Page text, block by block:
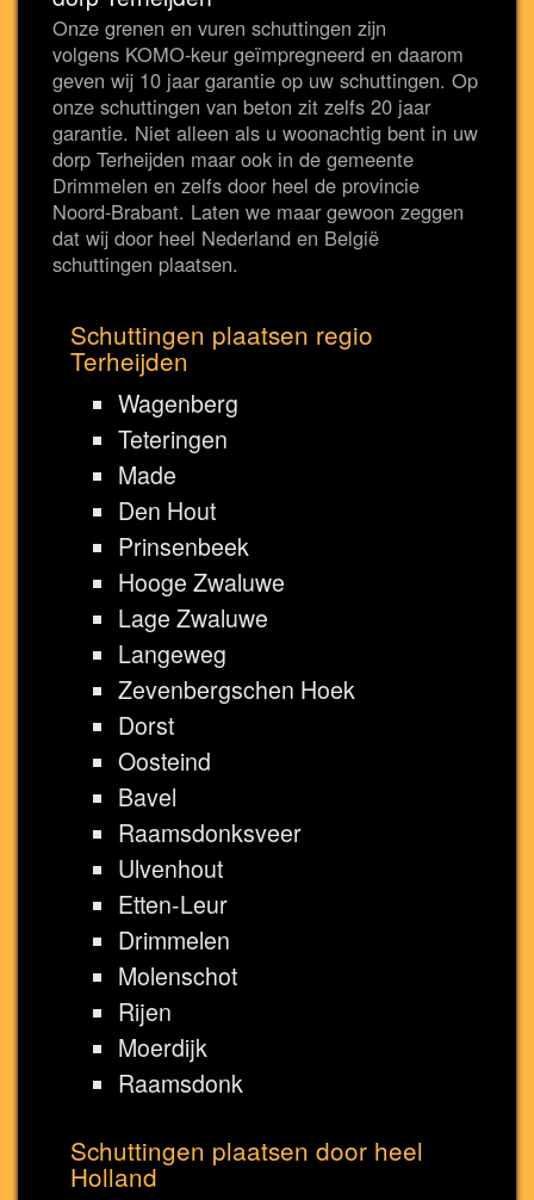
Onze grenen en vuren schuttingen zijn
volgens KOMO-keur geïmpregneerd en daarom
geven wij 10 jaar garantie op uw schuttingen. Op
onze schuttingen van beton zit zelfs 20 jaar
garantie. Niet alleen als u woonachtig bent in uw
dorp Terheijden maar ook in de gemeente
Drimmelen en zelfs door heel de provincie
Noord-Brabant. Laten we maar gewoon zeggen
dat wij door heel Nederland en België
schuttingen plaatsen.
Schuttingen plaatsen regio
Terheijden
Wagenberg
Teteringen
Made
Den Hout
Prinsenbeek
Hooge Zwaluwe
Lage Zwaluwe
Langeweg
Zevenbergschen Hoek
Dorst
Oosteind
Bavel
Raamsdonksveer
Ulvenhout
Etten-Leur
Drimmelen
Molenschot
Rijen
Moerdijk
Raamsdonk
Schuttingen plaatsen door heel
Holland